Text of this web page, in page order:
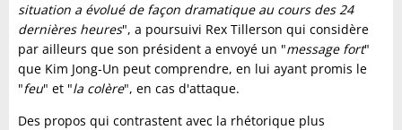
situation a évolué de façon dramatique au cours des 24
dernières heures", a poursuivi Rex Tillerson qui considère
par ailleurs que son président a envoyé un "message fort"
que Kim Jong-Un peut comprendre, en lui ayant promis le
"feu" et "la colère", en cas d'attaque.
Des propos qui contrastent avec la rhétorique plus